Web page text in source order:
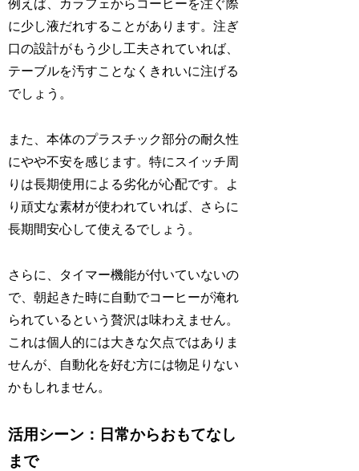
例えば、カラフェからコーヒーを注ぐ際
に少し液だれすることがあります。注ぎ
口の設計がもう少し工夫されていれば、
テーブルを汚すことなくきれいに注げる
でしょう。
また、本体のプラスチック部分の耐久性
にやや不安を感じます。特にスイッチ周
りは長期使用による劣化が心配です。よ
り頑丈な素材が使われていれば、さらに
長期間安心して使えるでしょう。
さらに、タイマー機能が付いていないの
で、朝起きた時に自動でコーヒーが淹れ
られているという贅沢は味わえません。
これは個人的には大きな欠点ではありま
せんが、自動化を好む方には物足りない
かもしれません。
活用シーン：日常からおもてなし
まで